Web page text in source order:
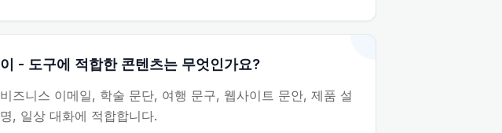
이 - 도구에 적합한 콘텐츠는 무엇인가요?
비즈니스 이메일, 학술 문단, 여행 문구, 웹사이트 문안, 제품 설
명, 일상 대화에 적합합니다.